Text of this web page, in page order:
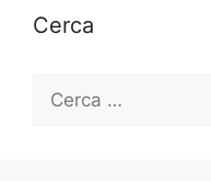
Cerca
per: